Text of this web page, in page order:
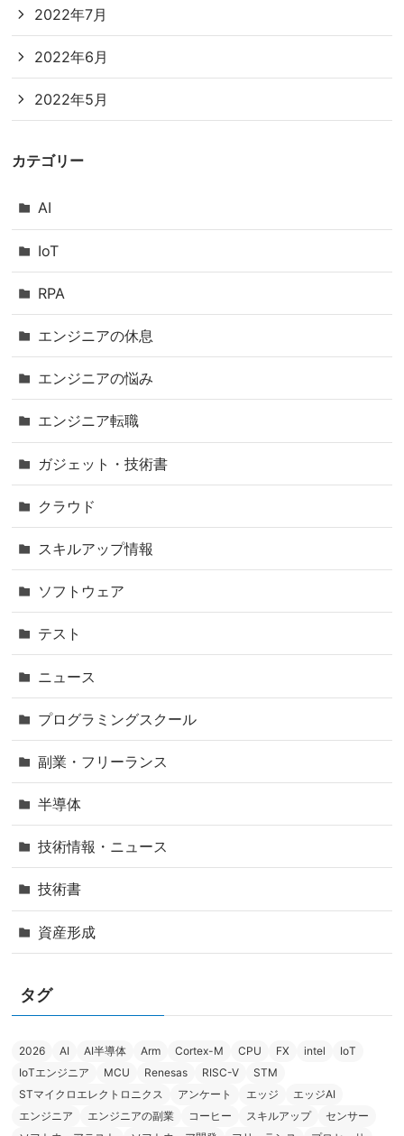
2022年7月
2022年6月
2022年5月
カテゴリー
AI
IoT
RPA
エンジニアの休息
エンジニアの悩み
エンジニア転職
ガジェット・技術書
クラウド
スキルアップ情報
ソフトウェア
テスト
ニュース
プログラミングスクール
副業・フリーランス
半導体
技術情報・ニュース
技術書
資産形成
タグ
2026 AI AI半導体 Arm Cortex-M CPU FX intel
IoT
IoTエンジニア
MCU Renesas RISC-V
STM
STマイクロエレクトロニクス
アンケート エッジ
エッジAI
エンジニア
エンジニアの副業 コーヒー スキルアップ
センサー